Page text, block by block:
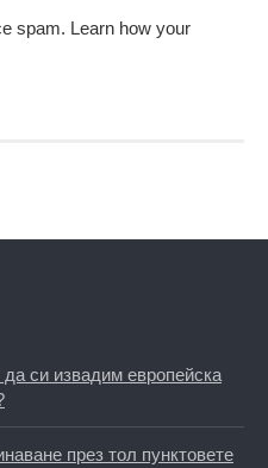
spam. Learn how your
да си извадим европейска
през тол пунктовете